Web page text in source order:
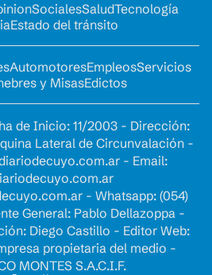
SocialesSaludTecnología
Estado del tránsito
AutomotoresEmpleosServicios
y MisasEdictos
de Inicio: 11/2003 - Dirección:
Lateral de Circunvalación -
- Email:
- Whatsapp: (054)
General: Pablo Dellazoppa -
Diego Castillo - Editor Web:
propietaria del medio -
MONTES S.A.C.I.F.